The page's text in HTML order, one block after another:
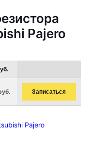
Pajero
Записаться
Pajero